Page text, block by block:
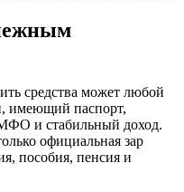
средства может любой
имеющий паспорт,
и стабильный доход.
официальная зар
пособия, пенсия и